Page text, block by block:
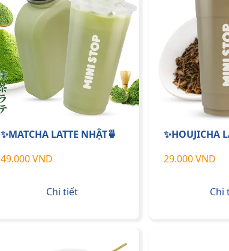
✨MATCHA LATTE NHẬT🍵
49.000 VND
Chi tiết
✨HOUJICHA
29.000 VND
Chi